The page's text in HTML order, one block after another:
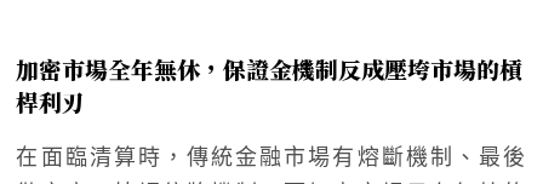
加密市場全年無休，保證金機制反成壓垮市場的槓
桿利刃
在面臨清算時，傳統金融市場有熔斷機制、最後